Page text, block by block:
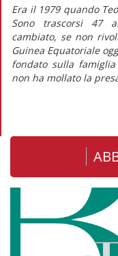
Era il 1979 quando
Sono trascorsi 47
cambiato, se non
Guinea Equatoriale
fondato sulla
non ha mollato la